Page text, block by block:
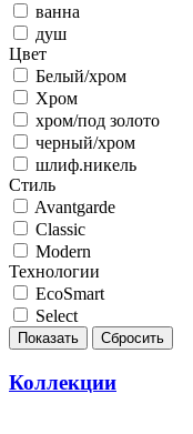
ванна
душ
Цвет
Белый/хром
Хром
хром/под золото
черный/хром
шлиф.никель
Стиль
Avantgarde
Classic
Modern
Технологии
EcoSmart
Select
Коллекции